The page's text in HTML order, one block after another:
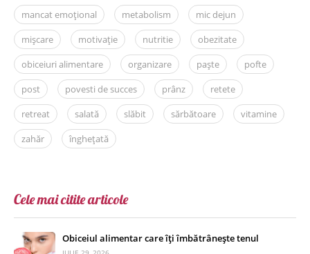
mancat emoțional
metabolism
mic dejun
mișcare
motivație nutritie
obezitate
obiceiuri alimentare
organizare paște
pofte
post
povesti de succes prânz
retete
retreat
salată slăbit sărbătoare
vitamine
zahăr
înghețată
Cele mai citite articole
Obiceiul alimentar care îți îmbătrânește tenul